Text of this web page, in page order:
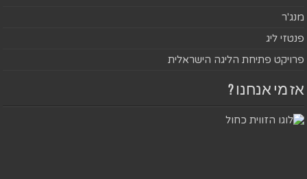
מנג'ר
פנטזי ליג
פרויקט פתיחת הליגה הישראלית
אז מי אנחנו ?